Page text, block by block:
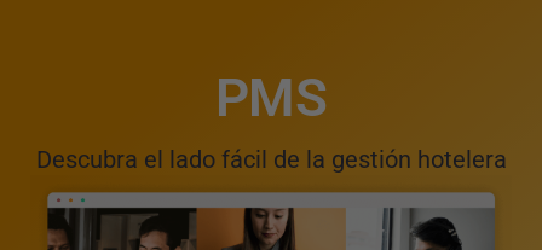
PMS
Descubra el lado fácil de la gestión hotelera